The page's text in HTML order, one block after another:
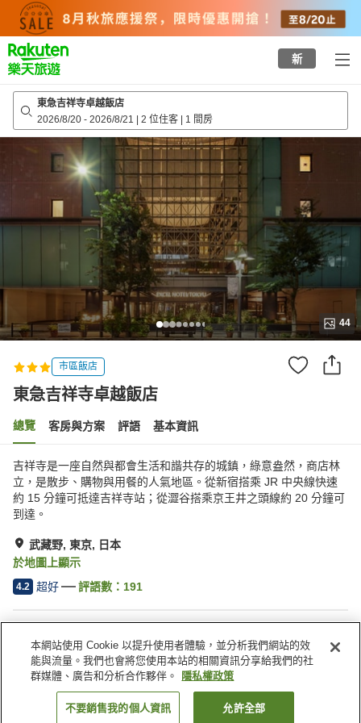
top
page
新
東急吉祥寺卓越飯店
2026/8/20 - 2026/8/21 | 2 位住客 | 1 間房
44
市區飯店
東急吉祥寺卓越飯店
總覽 客房與方案 評語 基本資訊
吉祥寺是一座自然與都會生活和諧共存的城鎮，綠意盎然，商店林
立，是散步、購物與用餐的人氣地區。從新宿搭乘 JR 中央線快速
約 15 分鐘可抵達吉祥寺站；從澀谷搭乘京王井之頭線約 20 分鐘可
到達。
武藏野, 東京, 日本
於地圖上顯示
4.2 超好 評語數： 191
停車場
餐廳
宴會廳
日本 東京 武藏野 東急吉祥寺卓越飯店
找客房
本網站使用 Cookie 以提升使用者體驗，並分析我們網站的效
能與流量。我們也會將您使用本站的相關資訊分享給我們的社
群媒體、廣告和分析合作夥伴。
隱私權政策
不要銷售我的個人資訊 允許全部